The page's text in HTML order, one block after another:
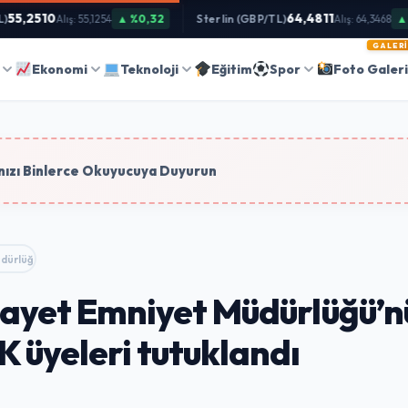
Alış: 55,1254 ▲ %0,32 Sterlin (GBP/TL)64,4811Alış: 64,3468 ▲
Ekonomi Teknoloji Eğitim Spor Foto Galeri
GALERI
Binlerce Okuyucuya Duyurun
ortak…
Emniyet
üyeleri tutuklandı